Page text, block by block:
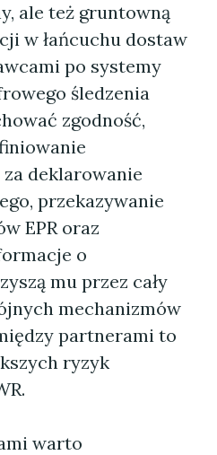
ale też gruntowną
w łańcuchu dostaw
po systemy
śledzenia
zgodność,
deklarowanie
przekazywanie
EPR oraz
o
mu przez cały
mechanizmów
partnerami to
ryzyk
warto